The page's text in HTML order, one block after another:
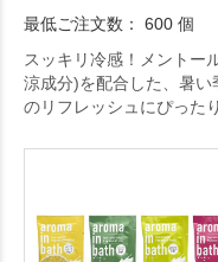
最低ご注文数： 600 個
スッキリ冷感！メントー
涼成分)を配合した、暑い
のリフレッシュにぴったり